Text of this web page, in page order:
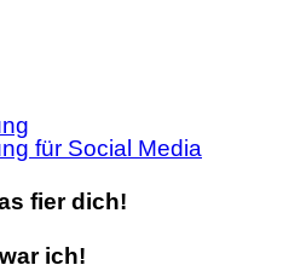
für Social Media
fier dich!
ich!